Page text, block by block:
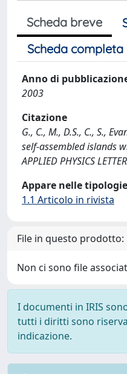
Scheda breve
Scheda completa
Anno di
2003
Citazione
G., C., M., D.S., C., S.,
self-assembled islands
APPLIED PHYSICS
Appare nelle
1.1 Articolo in rivista
File in questo prodotto:
Non ci sono file
I documenti in IRIS
tutti i diritti sono
indicazione.